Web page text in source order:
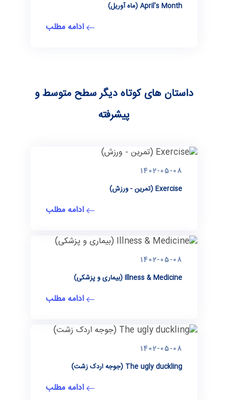
April's Month (ماه آوریل)
ادامه مطلب
داستان های کوتاه دیگر سطح متوسط و
پیشرفته
1402-05-08
Exercise (تمرین - ورزش)
ادامه مطلب
1402-05-08
Illness & Medicine (بیماری و پزشکی)
ادامه مطلب
1402-05-08
The ugly duckling (جوجه اردک زشت)
ادامه مطلب